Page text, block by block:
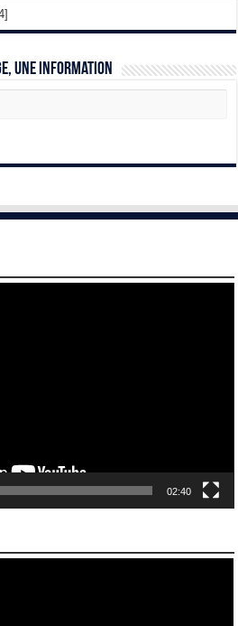
une information
02:40